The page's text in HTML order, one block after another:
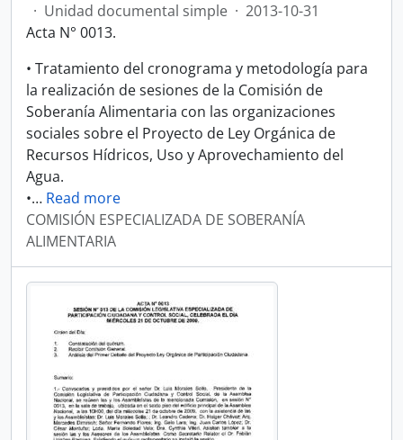
· Unidad documental simple · 2013-10-31
Acta N° 0013.
• Tratamiento del cronograma y metodología para
la realización de sesiones de la Comisión de
Soberanía Alimentaria con las organizaciones
sociales sobre el Proyecto de Ley Orgánica de
Recursos Hídricos, Uso y Aprovechamiento del
Agua.
•… Read more
COMISIÓN ESPECIALIZADA DE SOBERANÍA
ALIMENTARIA